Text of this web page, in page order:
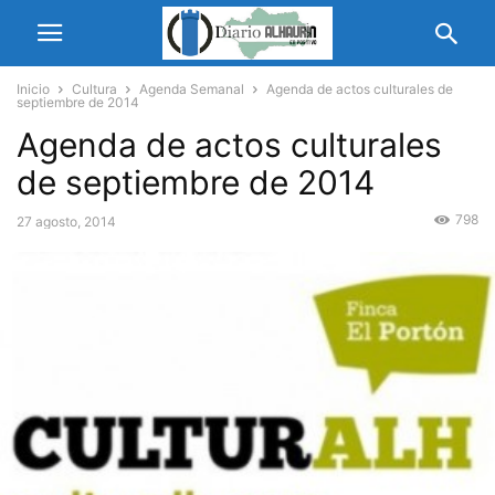
Inicio Cultura Agenda Semanal
Agenda de actos culturales de
septiembre de 2014
Agenda de actos culturales
de septiembre de 2014
27 agosto, 2014 798